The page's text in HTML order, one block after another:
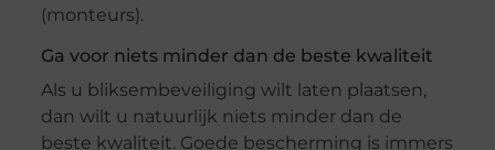
(monteurs).
Ga voor niets minder dan de beste kwaliteit
Als u bliksembeveiliging wilt laten plaatsen,
dan wilt u natuurlijk niets minder dan de
beste kwaliteit. Goede bescherming is immers